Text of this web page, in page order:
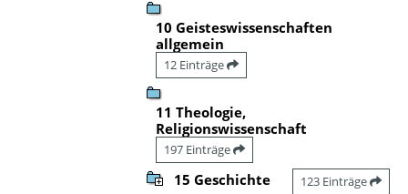
10 Geisteswissenschaften
allgemein
12 Einträge
11 Theologie,
Religionswissenschaft
197 Einträge
15 Geschichte 123 Einträge